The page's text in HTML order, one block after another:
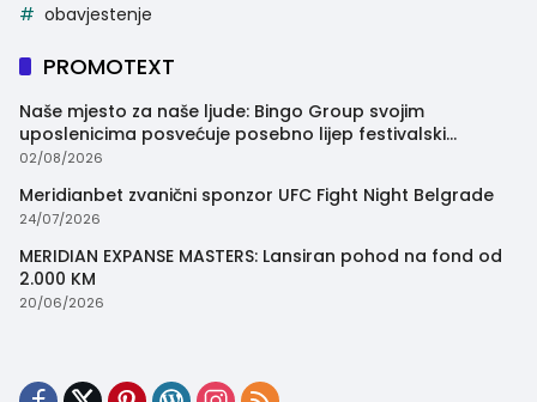
obavjestenje
PROMOTEXT
Naše mjesto za naše ljude: Bingo Group svojim
uposlenicima posvećuje posebno lijep festivalski
trenutak
02/08/2026
Meridianbet zvanični sponzor UFC Fight Night Belgrade
24/07/2026
MERIDIAN EXPANSE MASTERS: Lansiran pohod na fond od
2.000 KM
20/06/2026